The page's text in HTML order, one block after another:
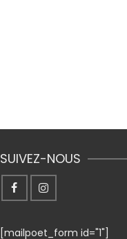
SUIVEZ-NOUS
[mailpoet_form id="1"]